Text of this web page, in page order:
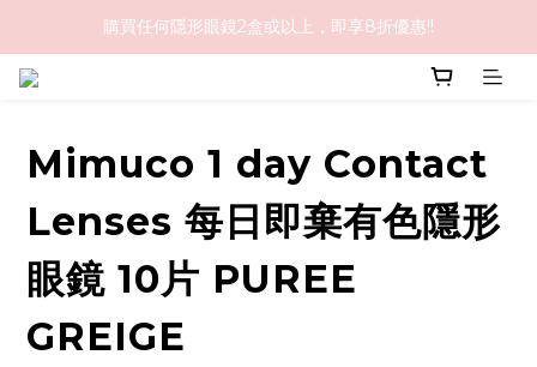
購物滿HK$1,000免順豐運費
購買任何隱形眼鏡2盒或以上，即享8折優惠!!
Mimuco 1 day Contact
Lenses 每日即棄有色隱形
眼鏡 10片 PUREE
GREIGE